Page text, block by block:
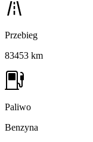
Przebieg
83453 km
Paliwo
Benzyna